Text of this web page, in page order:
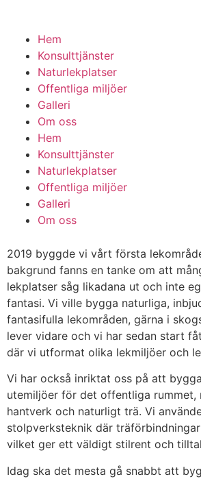
Hem
Konsulttjänster
Naturlekplatser
Offentliga miljöer
Galleri
Om oss
Hem
Konsulttjänster
Naturlekplatser
Offentliga miljöer
Galleri
Om oss
2019 byggde vi vårt första
bakgrund fanns en tanke om att
lekplatser såg likadana ut och inte
fantasi. Vi ville bygga naturliga,
fantasifulla lekområden, gärna i
lever vidare och vi har sedan start
där vi utformat olika lekmiljöer och
Vi har också inriktat oss på att
utemiljöer för det offentliga rummet,
hantverk och naturligt trä. Vi
stolpverksteknik där
vilket ger ett väldigt stilrent och
Idag ska det mesta gå snabbt att